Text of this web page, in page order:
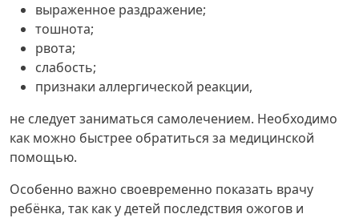
выраженное раздражение;
тошнота;
рвота;
слабость;
признаки аллергической реакции,
не следует заниматься самолечением. Необходимо
как можно быстрее обратиться за медицинской
помощью.
Особенно важно своевременно показать врачу
ребёнка, так как у детей последствия ожогов и